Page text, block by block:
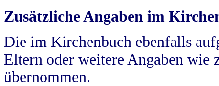
Zusätzliche Angaben im
Die im Kirchenbuch ebenfalls
Eltern oder weitere Angaben wie
übernommen.